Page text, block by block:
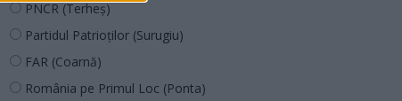
PNCR (Terheș)
Partidul Patrioților (Surugiu)
FAR (Coarnă)
România pe Primul Loc (Ponta)